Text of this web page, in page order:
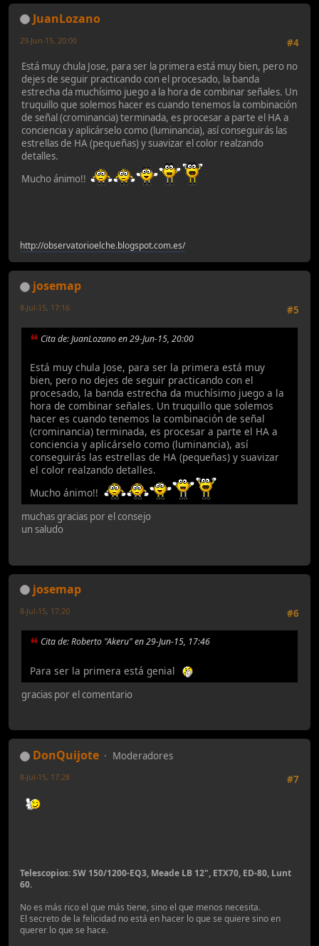
JuanLozano
#4
29-Jun-15, 20:00
Está muy chula Jose, para ser la primera está muy bien, pero no
dejes de seguir practicando con el procesado, la banda
estrecha da muchísimo juego a la hora de combinar señales. Un
truquillo que solemos hacer es cuando tenemos la combinación
de señal (crominancia) terminada, es procesar a parte el HA a
conciencia y aplicárselo como (luminancia), así conseguirás las
estrellas de HA (pequeñas) y suavizar el color realzando
detalles.
Mucho ánimo!!
http://observatorioelche.blogspot.com.es/
josemap
#5
8-Jul-15, 17:16
Cita de: JuanLozano en 29-Jun-15, 20:00
Está muy chula Jose, para ser la primera está muy
bien, pero no dejes de seguir practicando con el
procesado, la banda estrecha da muchísimo juego a la
hora de combinar señales. Un truquillo que solemos
hacer es cuando tenemos la combinación de señal
(crominancia) terminada, es procesar a parte el HA a
conciencia y aplicárselo como (luminancia), así
conseguirás las estrellas de HA (pequeñas) y suavizar
el color realzando detalles.
Mucho ánimo!!
muchas gracias por el consejo
un saludo
josemap
#6
8-Jul-15, 17:20
Cita de: Roberto "Akeru" en 29-Jun-15, 17:46
Para ser la primera está genial
gracias por el comentario
DonQuijote
Moderadores
#7
8-Jul-15, 17:28
Telescopios: SW 150/1200-EQ3, Meade LB 12", ETX70, ED-80, Lunt
60.
No es más rico el que más tiene, sino el que menos necesita.
El secreto de la felicidad no está en hacer lo que se quiere sino en
querer lo que se hace.